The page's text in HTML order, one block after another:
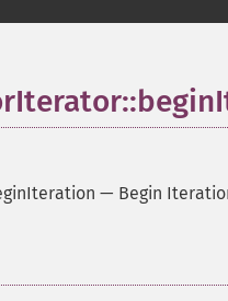
— Begin